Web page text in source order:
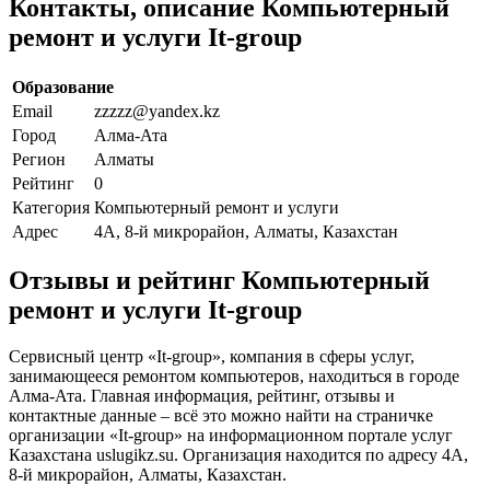
Контакты, описание Компьютерный
ремонт и услуги It-group
Образование
Email
zzzzz@yandex.kz
Город
Алма-Ата
Регион
Алматы
Рейтинг
0
Категория Компьютерный ремонт и услуги
Адрес
4А, 8-й микрорайон, Алматы, Казахстан
Отзывы и рейтинг Компьютерный
ремонт и услуги It-group
Сервисный центр «It-group», компания в сферы услуг,
занимающееся ремонтом компьютеров, находиться в городе
Алма-Ата. Главная информация, рейтинг, отзывы и
контактные данные – всё это можно найти на страничке
организации «It-group» на информационном портале услуг
Казахстана uslugikz.su. Организация находится по адресу 4А,
8-й микрорайон, Алматы, Казахстан.